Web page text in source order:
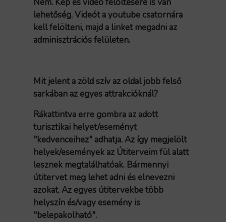
Nem. Kép és videó felöltésére is van
lehetőség. Videót a youtube csatornára
kell felölteni, majd a linket megadni az
adminisztrációs felületen.
Mit jelent a zöld szív az oldal jobb felső
sarkában az egyes attrakcióknál?
Rákattintva erre gombra az adott
turisztikai helyet/eseményt
"kedvenceihez" adhatja. Az így megjelölt
helyek/események az Útiterveim fül alatt
lesznek megtalálhatóak. Bármennyi
útitervet meg lehet adni és elnevezni
azokat. Az egyes útitervekbe több
helyszín és/vagy esemény is
"belepakolható".